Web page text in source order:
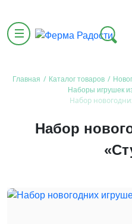
Главная / Каталог товаров /
Наборы игрушек
Набор
Набор